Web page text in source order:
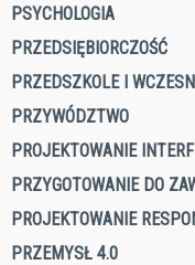
PSYCHOLOGIA
PRZEDSIĘBIORCZOŚĆ
PRZEDSZKOLE I
PRZYWÓDZTWO
PROJEKTOWANIE
PRZYGOTOWANIE DO
PROJEKTOWANIE
PRZEMYSŁ 4.0